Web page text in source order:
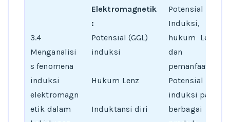
3.4
Menganalisi
s fenomena
induksi
elektromagn
etik dalam
Elektromagnetik
:
Potensial (GGL)
induksi
Hukum Lenz
Induktansi diri
Potensial
Induksi,
hukum Lenz,
dan
pemanfaatan
Potensial
induksi pada
berbagai